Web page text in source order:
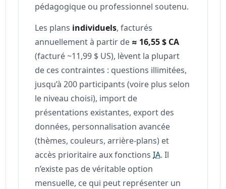
pédagogique ou professionnel soutenu.
Les plans individuels, facturés
annuellement à partir de ≈ 16,55 $ CA
(facturé ~11,99 $ US), lèvent la plupart
de ces contraintes : questions illimitées,
jusqu’à 200 participants (voire plus selon
le niveau choisi), import de
présentations existantes, export des
données, personnalisation avancée
(thèmes, couleurs, arrière-plans) et
accès prioritaire aux fonctionsIA. Il
n’existe pas de véritable option
mensuelle, ce qui peut représenter un